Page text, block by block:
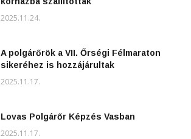
2025.11.24.
A polgárőrök a VII. Őrségi Félmaraton
sikeréhez is hozzájárultak
2025.11.17.
Lovas Polgárőr Képzés Vasban
2025.11.17.